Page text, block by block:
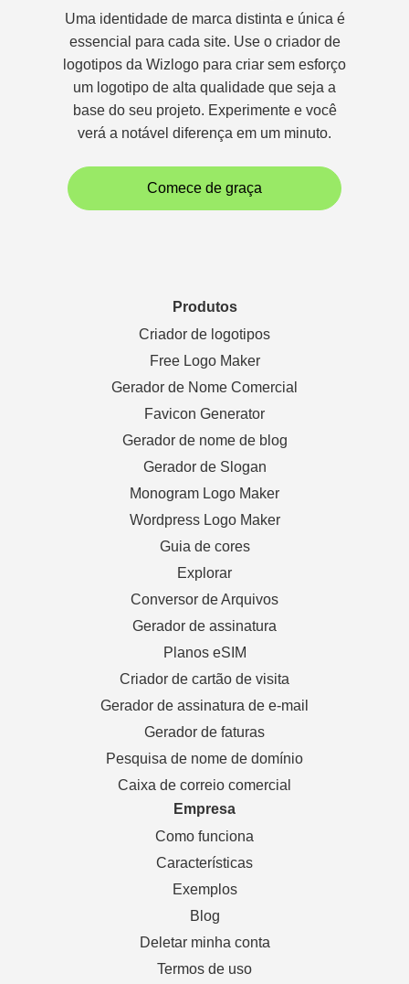
Uma identidade de marca distinta e única é
essencial para cada site. Use o criador de
logotipos da Wizlogo para criar sem esforço
um logotipo de alta qualidade que seja a
base do seu projeto. Experimente e você
verá a notável diferença em um minuto.
Comece de graça
Produtos
Criador de logotipos
Free Logo Maker
Gerador de Nome Comercial
Favicon Generator
Gerador de nome de blog
Gerador de Slogan
Monogram Logo Maker
Wordpress Logo Maker
Guia de cores
Explorar
Conversor de Arquivos
Gerador de assinatura
Planos eSIM
Criador de cartão de visita
Gerador de assinatura de e-mail
Gerador de faturas
Pesquisa de nome de domínio
Caixa de correio comercial
Empresa
Como funciona
Características
Exemplos
Blog
Deletar minha conta
Termos de uso